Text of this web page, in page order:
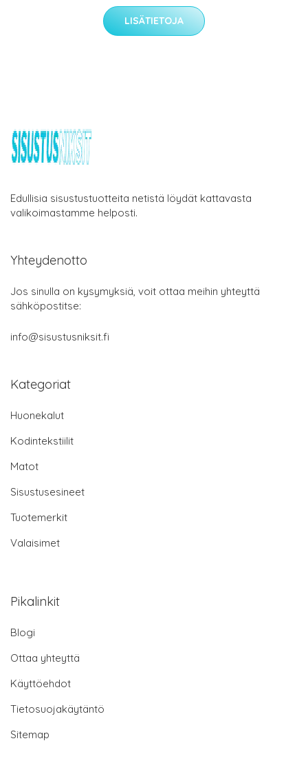
LISÄTIETOJA
Edullisia sisustustuotteita netistä löydät kattavasta
valikoimastamme helposti.
Yhteydenotto
Jos sinulla on kysymyksiä, voit ottaa meihin yhteyttä
sähköpostitse:
info@sisustusniksit.fi
Kategoriat
Huonekalut
Kodintekstiilit
Matot
Sisustusesineet
Tuotemerkit
Valaisimet
Pikalinkit
Blogi
Ottaa yhteyttä
Käyttöehdot
Tietosuojakäytäntö
Sitemap